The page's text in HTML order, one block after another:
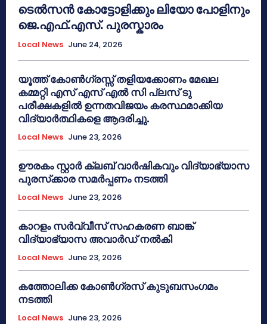
ടെൽസൻ കോട്ടോളിക്കും ലിയോ പോളിനും
ജെ.എഫ്.എസ്. പുരസ്കാരം
Local News June 24, 2026
യൂത്ത് കോൺഗ്രസ്സ് തളിയക്കോണം മേഖല
കമ്മറ്റി എസ് എസ് എൽ സി പ്ലസ് ടു
പരീക്ഷകളിൽ ഉന്നതവിജയം കരസ്ഥമാക്കിയ
വിദ്യാർത്ഥികളെ ആദരിച്ചു.
Local News June 23, 2026
ഊരകം സ്റ്റാർ ക്ലബ് വാർഷികവും വിദ്യാഭ്യാസ
പുരസ്‌ക്കാര സമർപ്പണം നടത്തി
Local News June 23, 2026
കാറളം സർവ്വീസ് സഹകരണ ബാങ്ക്
വിദ്യാഭ്യാസ അവാർഡ് നൽകി
Local News June 23, 2026
കത്തോലിക്ക കോൺഗ്രസ് കുടുബസംഗമം
നടത്തി
Local News June 23, 2026